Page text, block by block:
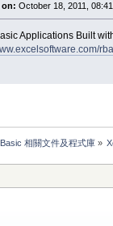
on: October 18, 2011,
Applications Built
相關文件及程式庫»